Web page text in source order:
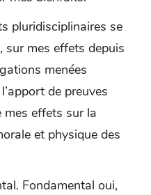
pluridisciplinaires se
sur mes effets depuis
menées
de preuves
mes effets sur la
et physique des
Fondamental oui,